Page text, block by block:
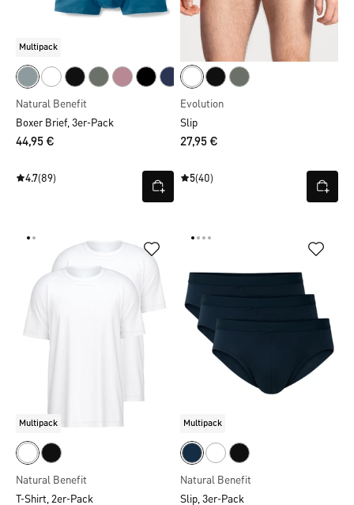
Multipack
Natural Benefit
Boxer Brief, 3er-Pack
44,95 €
4.7(89)
Evolution
Slip
27,95 €
5(40)
Multipack
Natural Benefit
T-Shirt, 2er-Pack
Multipack
Natural Benefit
Slip, 3er-Pack